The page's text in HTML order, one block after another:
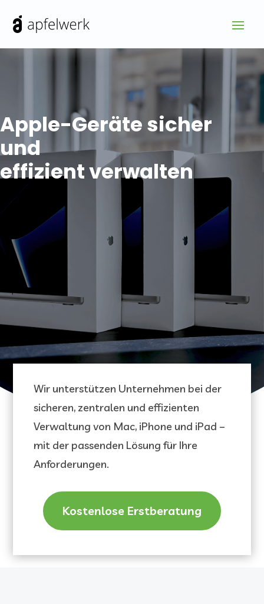
Apple-Geräte sicher
und
effizient verwalten
Wir unterstützen Unternehmen bei der
sicheren, zentralen und effizienten
Verwaltung von Mac, iPhone und iPad –
mit der passenden Lösung für Ihre
Anforderungen.
Kostenlose Erstberatung